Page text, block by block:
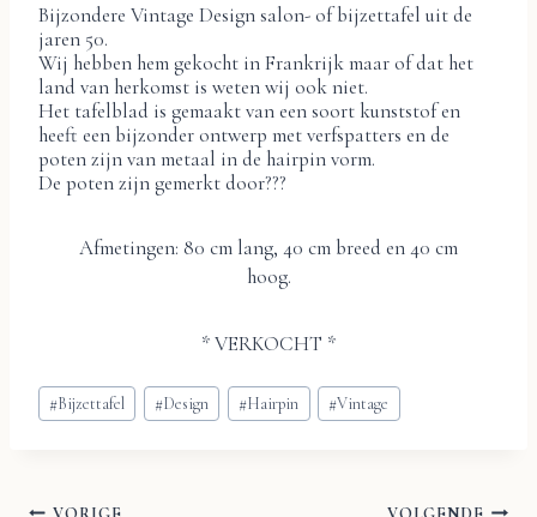
Bijzondere Vintage Design salon- of bijzettafel uit de
jaren 50.
Wij hebben hem gekocht in Frankrijk maar of dat het
land van herkomst is weten wij ook niet.
Het tafelblad is gemaakt van een soort kunststof en
heeft een bijzonder ontwerp met verfspatters en de
poten zijn van metaal in de hairpin vorm.
De poten zijn gemerkt door???
Afmetingen: 80 cm lang, 40 cm breed en 40 cm
hoog.
* VERKOCHT *
Bericht
tags:
#Bijzettafel #Design #Hairpin #Vintage